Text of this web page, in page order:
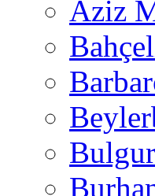
Aziz